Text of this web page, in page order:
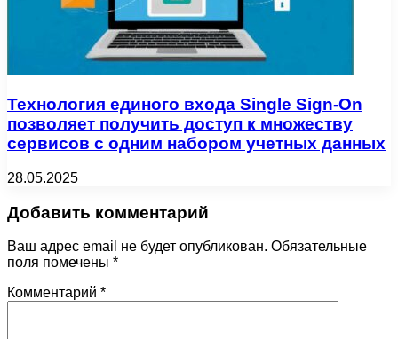
Технология единого входа Single Sign-On
позволяет получить доступ к множеству
сервисов с одним набором учетных данных
28.05.2025
Добавить комментарий
Ваш адрес email не будет опубликован. Обязательные
поля помечены *
Комментарий *